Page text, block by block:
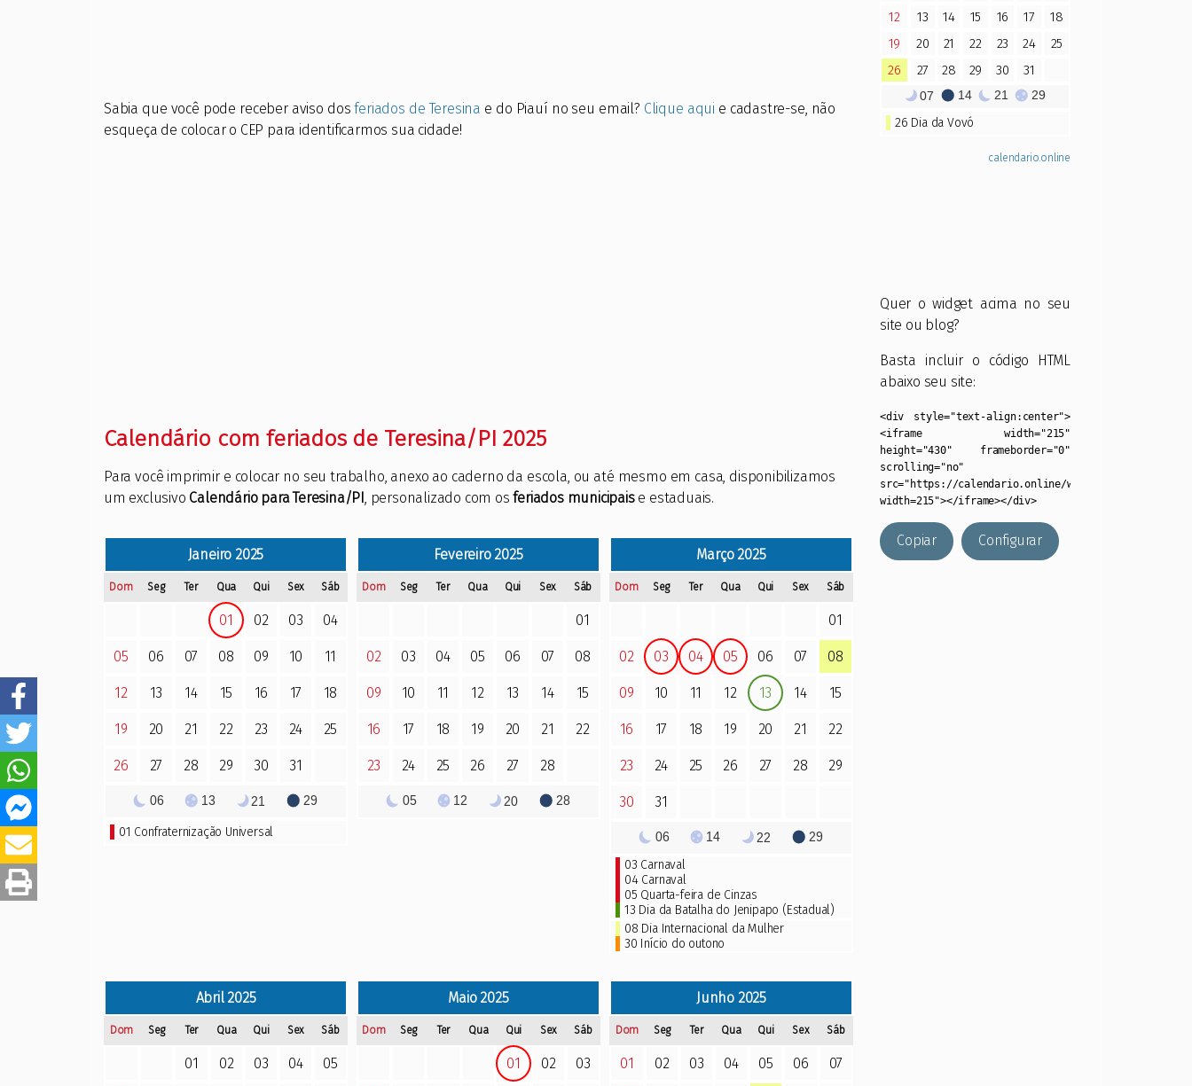
Sabia que você pode receber aviso dosferiados de Teresina e do Piauí no seu email? Clique aqui e cadastre-se, não
esqueça de colocar o CEP para identificarmos sua cidade!
Calendário com feriados de Teresina/PI 2025
Para você imprimir e colocar no seu trabalho, anexo ao caderno da escola, ou até mesmo em casa, disponibilizamos
um exclusivo Calendário para Teresina/PI, personalizado com osferiados municipaise estaduais.
Janeiro 2025
Dom Seg Ter Qua Qui Sex Sáb
01 02 03 04
05 06 07 08 09 10 11
12 13 14 15 16 17 18
19 20 21 22 23 24 25
26 27 28 29 30 31
06 13 21 29
01 Confraternização Universal
Fevereiro2025
Dom Seg Ter Qua Qui Sex Sáb
01
02 03 04 05 06 07 08
09 10 11 12 13 14 15
16 17 18 19 20 21 22
23 24 25 26 27 28
05 12 20 28
Março2025
Dom Seg Ter Qua Qui Sex Sáb
01
02 03 04 05 06 07 08
09 10 11 12 13 14 15
16 17 18 19 20 21 22
23 24 25 26 27 28 29
30 31
06 14 22 29
03 Carnaval
04 Carnaval
05 Quarta-feira de Cinzas
13 Dia da Batalha do Jenipapo (Estadual)
08 Dia Internacional da Mulher
30 Início do outono
Abril2025
Dom Seg Ter Qua Qui Sex Sáb
01 02 03 04 05
Maio2025
Dom Seg Ter Qua Qui Sex Sáb
01 02 03
Junho2025
Dom Seg Ter Qua Qui Sex Sáb
01 02 03 04 05 06 07
Quer o widget acima no seu
site ou blog?
Basta incluir o código HTML
abaixo seu site:
<div style="text-align:center">
<iframe width="215"
height="430" frameborder="0"
scrolling="no"
src="https://calendario.online/widget/?
width=215"></iframe></div>
Copiar Configurar